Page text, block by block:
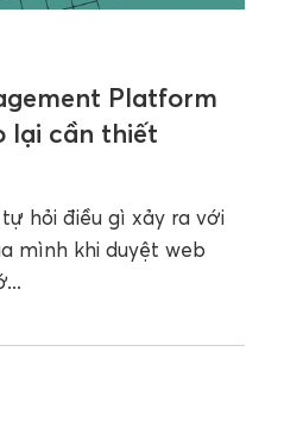
Platform
lại cần thiết
hỏi điều gì xảy ra với
mình khi duyệt web